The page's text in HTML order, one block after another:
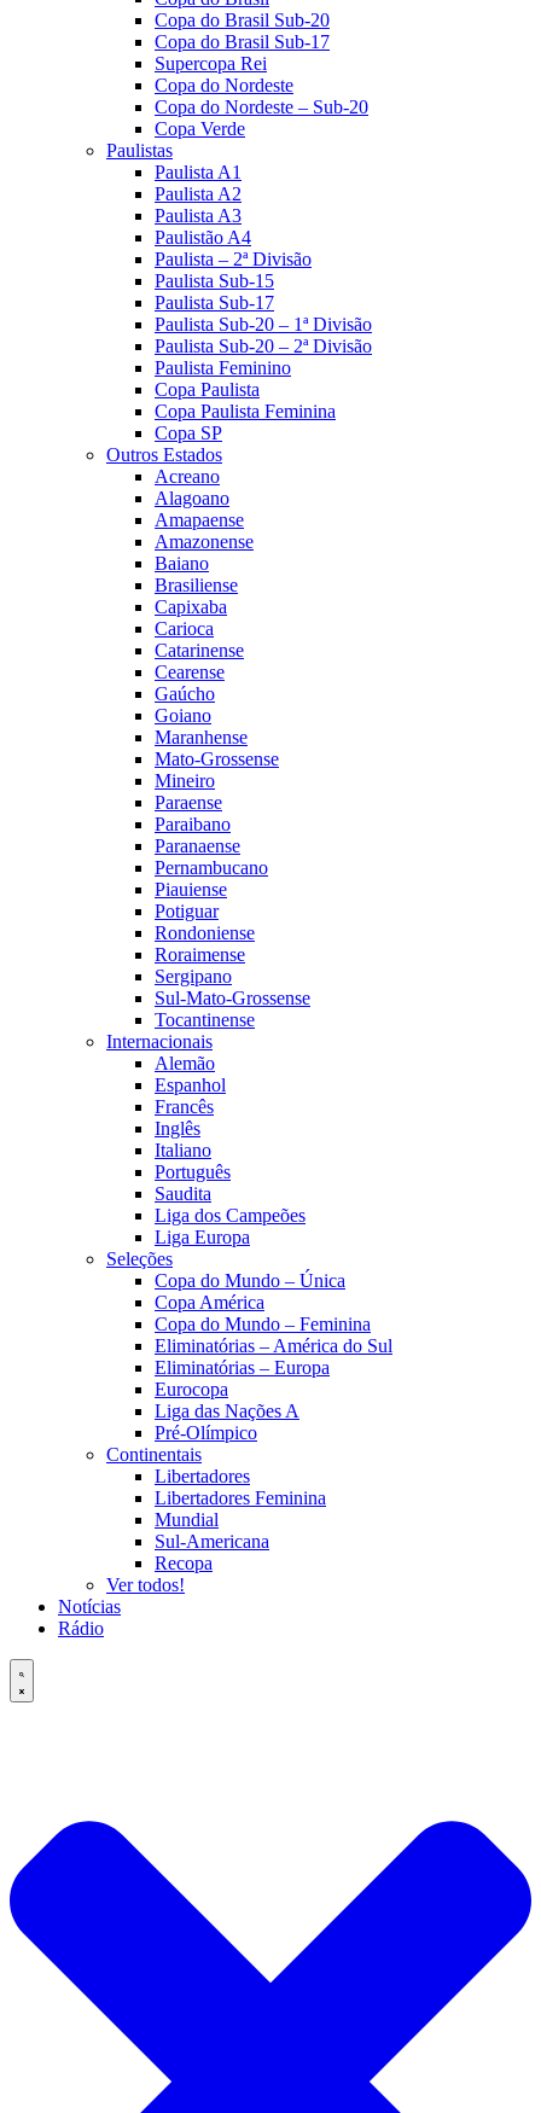
Copa do Brasil Sub-20
Copa do Brasil Sub-17
Supercopa Rei
Copa do Nordeste
Copa do Nordeste – Sub-20
Copa Verde
Paulistas
Paulista A1
Paulista A2
Paulista A3
Paulistão A4
Paulista – 2ª Divisão
Paulista Sub-15
Paulista Sub-17
Paulista Sub-20 – 1ª Divisão
Paulista Sub-20 – 2ª Divisão
Paulista Feminino
Copa Paulista
Copa Paulista Feminina
Copa SP
Outros Estados
Acreano
Alagoano
Amapaense
Amazonense
Baiano
Brasiliense
Capixaba
Carioca
Catarinense
Cearense
Gaúcho
Goiano
Maranhense
Mato-Grossense
Mineiro
Paraense
Paraibano
Paranaense
Pernambucano
Piauiense
Potiguar
Rondoniense
Roraimense
Sergipano
Sul-Mato-Grossense
Tocantinense
Internacionais
Alemão
Espanhol
Francês
Inglês
Italiano
Português
Saudita
Liga dos Campeões
Liga Europa
Seleções
Copa do Mundo – Única
Copa América
Copa do Mundo – Feminina
Eliminatórias – América do Sul
Eliminatórias – Europa
Eurocopa
Liga das Nações A
Pré-Olímpico
Continentais
Libertadores
Libertadores Feminina
Mundial
Sul-Americana
Recopa
Ver todos!
Notícias
Rádio